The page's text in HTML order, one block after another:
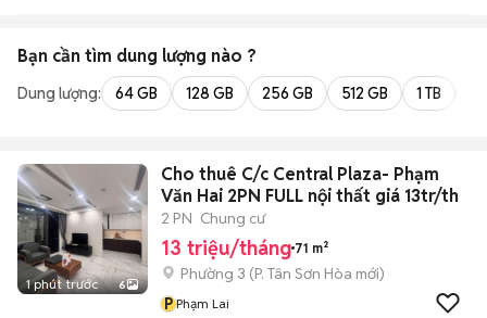
Bạn cần tìm dung lượng nào ?
Dung lượng: 64 GB 128 GB 256 GB 512 GB 1 TB
1 phút trước 6
Cho thuê C/c Central Plaza- Phạm
Văn Hai 2PN FULL nội thất giá 13tr/th
2 PN Chung cư
13 triệu/tháng 71 m²
Phường 3 (P. Tân Sơn Hòa mới)
P Phạm Lai